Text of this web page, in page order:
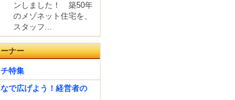
ンしました！ 築50年
のメゾネット住宅を、
スタッフ...
ナー
特集
で広げよう！経営者の